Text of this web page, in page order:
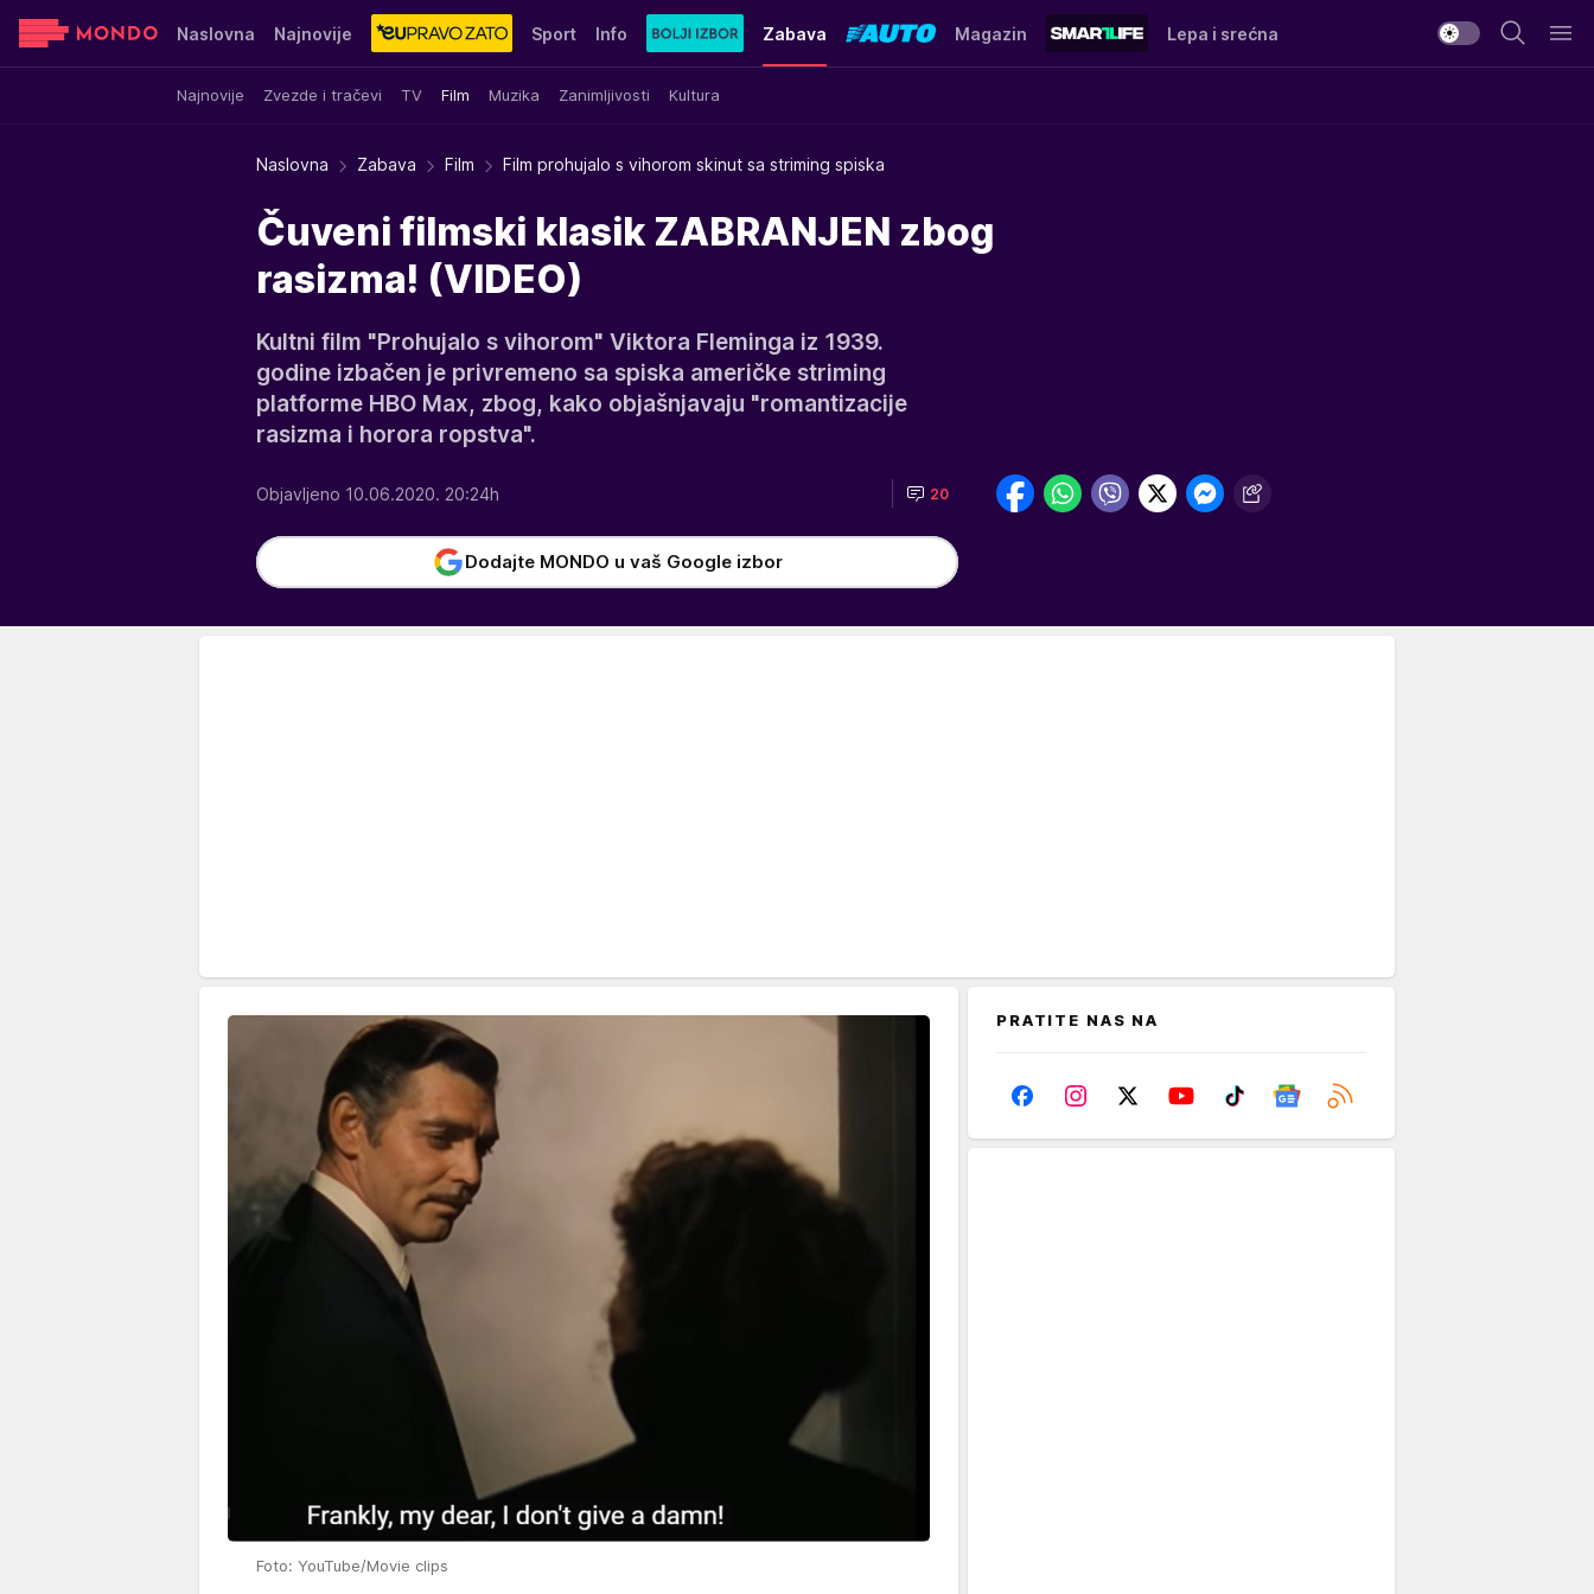
Naslovna Najnovije Sport Info Zabava
Najnovije Zvezde i tračevi TV Film Muzika Zanimljivosti Kultura
Magazin Lepa i srećna
Sensa Stvar ukusa Yumama
Naslovna Zabava Film Film prohujalo s vihorom skinut sa striming spiska
Čuveni filmski klasik ZABRANJEN zbog
rasizma! (VIDEO)
Kultni film "Prohujalo s vihorom" Viktora Fleminga iz 1939.
godine izbačen je privremeno sa spiska američke striming
platforme HBO Max, zbog, kako objašnjavaju "romantizacije
rasizma i horora ropstva".
Objavljeno 10.06.2020. 20:24h 20
Dodajte MONDO u vaš Google izbor
Foto: YouTube/Movie clips
PRATITE NAS NA